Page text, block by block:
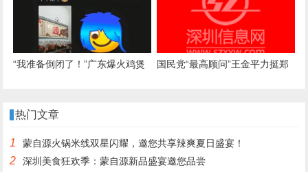
现“商机”后与妻子分工合作，代
抢各大医院号源，涉案金额超57
万元，二人均获刑
“我准备倒闭了！”广东爆火鸡煲
我这是冰冻鸡，别来了；儿子：
国民党“最高顾问”王金平力挺郑
热门文章
1 蒙自源火锅米线双星闪耀，邀您共享辣爽夏日盛宴！
2 深圳美食狂欢季：蒙自源新品盛宴邀您品尝